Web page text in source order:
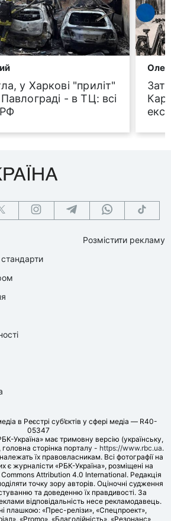
у Харкові "приліт"
- в ТЦ: всі
стандарти
Розмістити рекламу
в Реєстрі суб’єктів у сфері медіа — R40-
05347
Україна» має тримовну версію (українську,
головна сторінка порталу - https://www.rbc.ua.
їх правовласникам. Всі фотографії на
є журналісти «РБК-Україна», розміщені на
Commons Attribution 4.0 International. Редакція
точку зору авторів. Оціночні судження
та доведенню їх правдивості. За
відповідальність несе рекламодавець.
плашкою: «Прес-релізи», «Спецпроект»,
«Promo», «Благодійність», «Резонанс»